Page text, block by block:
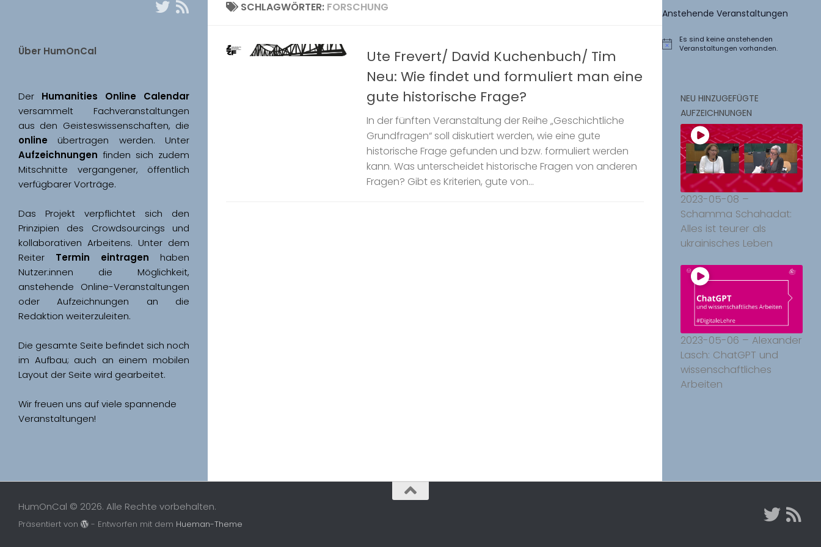
SCHLAGWÖRTER: FORSCHUNG
Ute Frevert/ David Kuchenbuch/ Tim
Neu: Wie findet und formuliert man eine
gute historische Frage?
In der fünften Veranstaltung der Reihe „Geschichtliche
Grundfragen“ soll diskutiert werden, wie eine gute
historische Frage gefunden und bzw. formuliert werden
kann. Was unterscheidet historische Fragen von anderen
Fragen? Gibt es Kriterien, gute von...
Über HumOnCal
Der
versammelt Fachveranstaltungen
online
Aufzeichnungen finden sich zudem
Mitschnitte vergangener, öffentlich
Das Projekt verpflichtet sich den
Prinzipien des Crowdsourcings und
kollaborativen Arbeitens. Unter dem
Reiter Termin eintragen haben
Nutzer:innen die Möglichkeit,
anstehende Online-Veranstaltungen
oder Aufzeichnungen an die
Redaktion weiterzuleiten.
Die gesamte Seite befindet sich noch
im Aufbau; auch an einem mobilen
Wir freuen uns auf viele spannende
Veranstaltungen!
Anstehende Veranstaltungen
Hinweis
Es sind keine anstehenden
Veranstaltungen vorhanden.
NEU HINZUGEFÜGTE
AUFZEICHNUNGEN
2023-05-08 –
Schamma Schahadat:
Alles ist teurer als
ukrainisches Leben
2023-05-06 – Alexander
Lasch: ChatGPT und
wissenschaftliches
Arbeiten
HumOnCal © 2026. Alle Rechte vorbehalten.
Präsentiert von - Entworfen mit dem Hueman-Theme